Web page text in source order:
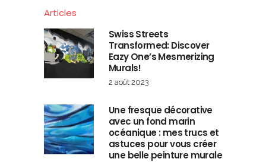
Articles
Swiss Streets
Transformed: Discover
Eazy One’s Mesmerizing
Murals!
2 août 2023
Une fresque décorative
avec un fond marin
océanique : mes trucs et
astuces pour vous créer
une belle peinture murale